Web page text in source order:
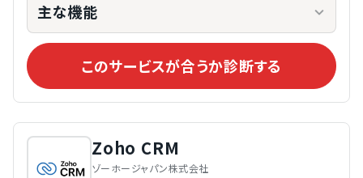
主な機能
このサービスが合うか診断する
Zoho CRM
ゾーホージャパン株式会社